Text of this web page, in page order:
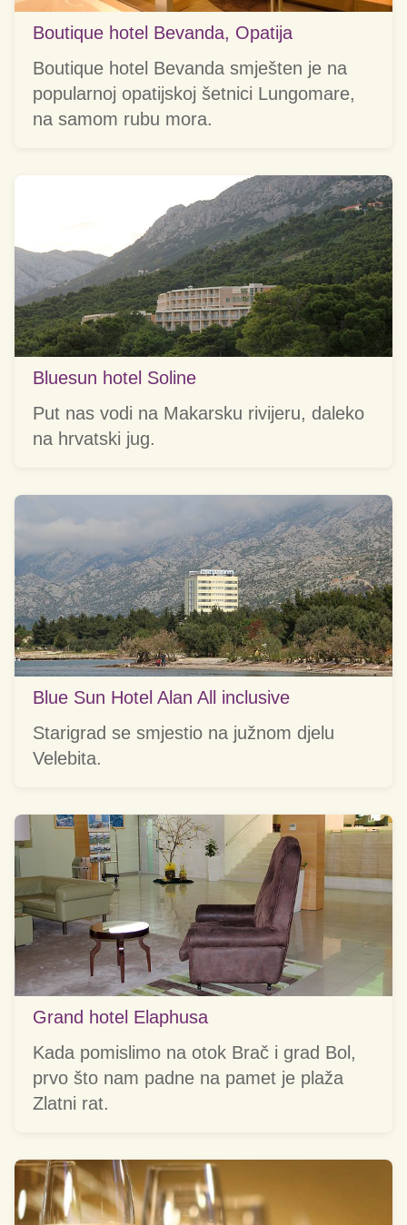
Boutique hotel Bevanda, Opatija
Boutique hotel Bevanda smješten je na
popularnoj opatijskoj šetnici Lungomare,
na samom rubu mora.
Bluesun hotel Soline
Put nas vodi na Makarsku rivijeru, daleko
na hrvatski jug.
Blue Sun Hotel Alan All inclusive
Starigrad se smjestio na južnom djelu
Velebita.
Grand hotel Elaphusa
Kada pomislimo na otok Brač i grad Bol,
prvo što nam padne na pamet je plaža
Zlatni rat.